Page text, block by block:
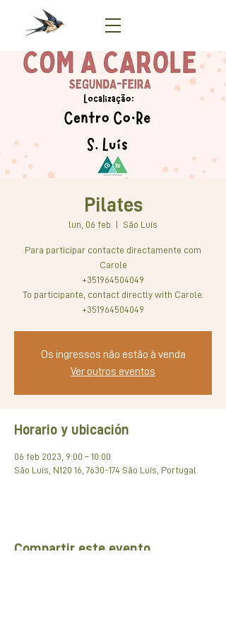
Pilates
lun, 06 feb São Luís
Para participar contacte directamente com
Carole
+351964504049
To participante, contact directly with Carole:
+351964504049
Os ingressos não estão à venda
Ver outros eventos
Horario y ubicación
06 feb 2023, 9:00 – 10:00
São Luís, N120 16, 7630-174 São Luís, Portugal
Compartir este evento